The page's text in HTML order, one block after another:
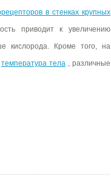
в стенках крупных
приводит к увеличению
кислорода. Кроме того, на
температура тела , различные